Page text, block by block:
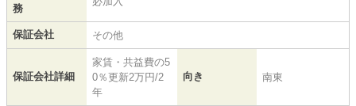
務
保証会社 その他
保証会社詳細
家賃・共益費の5
0％更新2万円/2
年
向き 南東